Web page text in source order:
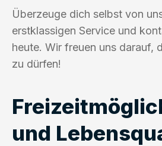
Überzeuge dich selbst von
erstklassigen Service und
heute. Wir freuen uns darauf,
zu dürfen!
und